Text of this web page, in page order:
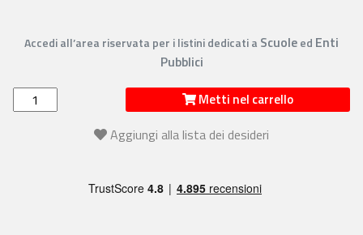
Accedi all’area riservata per i listini dedicati a Scuoleed Enti
Pubblici
Metti nel carrello
Aggiungi alla lista dei desideri